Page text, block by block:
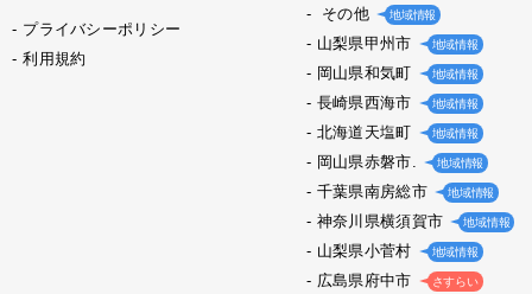
プライバシーポリシー
利用規約
その他 地域情報
山梨県甲州市 地域情報
岡山県和気町 地域情報
長崎県西海市 地域情報
北海道天塩町 地域情報
岡山県赤磐市. 地域情報
千葉県南房総市 地域情報
神奈川県横須賀市 地域情報
山梨県小菅村 地域情報
広島県府中市 さすらい